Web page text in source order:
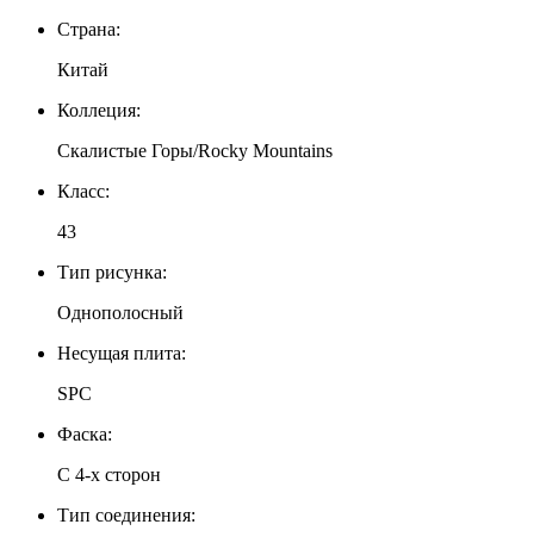
Страна:
Китай
Коллеция:
Скалистые Горы/Rocky Mountains
Класс:
43
Тип рисунка:
Однополосный
Несущая плита:
SPC
Фаска:
С 4-х сторон
Тип соединения: